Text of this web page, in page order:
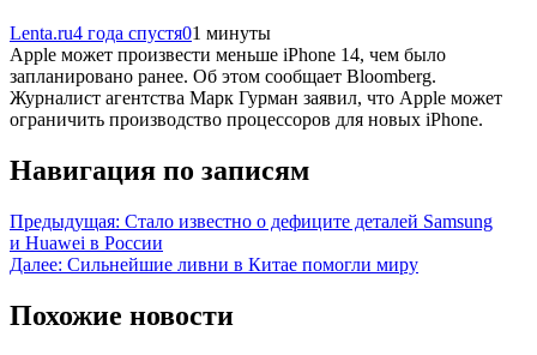
Lenta.ru4 года спустя01 минуты
Apple может произвести меньше iPhone 14, чем было
запланировано ранее. Об этом сообщает Bloomberg.
Журналист агентства Марк Гурман заявил, что Apple может
ограничить производство процессоров для новых iPhone.
Навигация по записям
Предыдущая: Стало известно о дефиците деталей Samsung
и Huawei в России
Далее: Сильнейшие ливни в Китае помогли миру
Похожие новости